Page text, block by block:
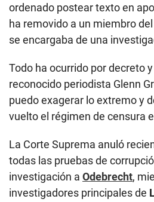
ordenado postear texto en
ha removido a un miembro
se encargaba de una
Todo ha ocurrido por decreto
reconocido periodista Glenn
puedo exagerar lo extremo y
vuelto el régimen de censura
La Corte Suprema anuló
todas las pruebas de
investigación a Odebrecht,
investigadores principales de